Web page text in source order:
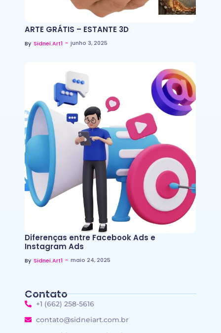
ARTE GRÁTIS – ESTANTE 3D
By Sidnei.art1 ~ junho 3, 2025
Diferenças entre Facebook Ads e
Instagram Ads
By Sidnei.art1 ~ maio 24, 2025
Contato
+1 (662) 258-5616
contato@sidneiart.com.br